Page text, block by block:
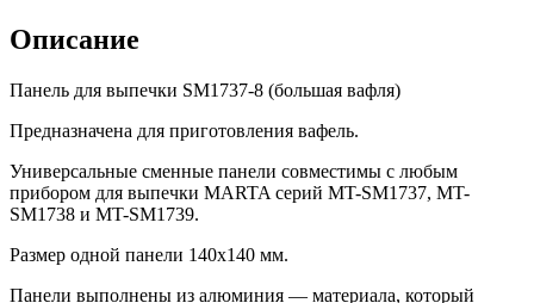
Описание
Панель для выпечки SM1737-8 (большая вафля)
Предназначена для приготовления вафель.
Универсальные сменные панели совместимы с любым
прибором для выпечки MARTA серий MT-SM1737, MT-
SM1738 и MT-SM1739.
Размер одной панели 140х140 мм.
Панели выполнены из алюминия — материала, который